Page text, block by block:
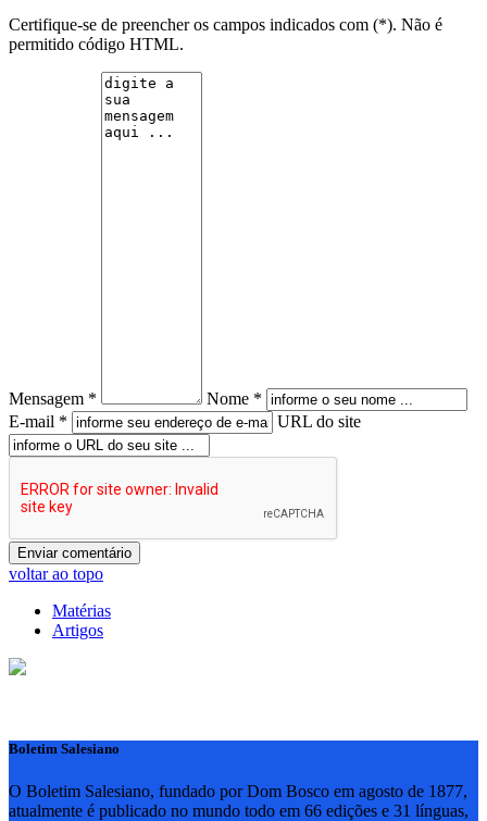
Certifique-se de preencher os campos indicados com (*). Não é
permitido código HTML.
Mensagem *
Nome *
E-mail *
URL do site
voltar ao topo
Matérias
Artigos
Boletim Salesiano
O Boletim Salesiano, fundado por Dom Bosco em agosto de 1877,
atualmente é publicado no mundo todo em 66 edições e 31 línguas,